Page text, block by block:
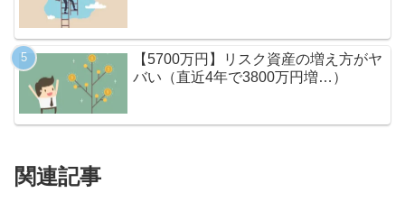
【5700万円】リスク資産の増え方がヤ
バい（直近4年で3800万円増…）
関連記事